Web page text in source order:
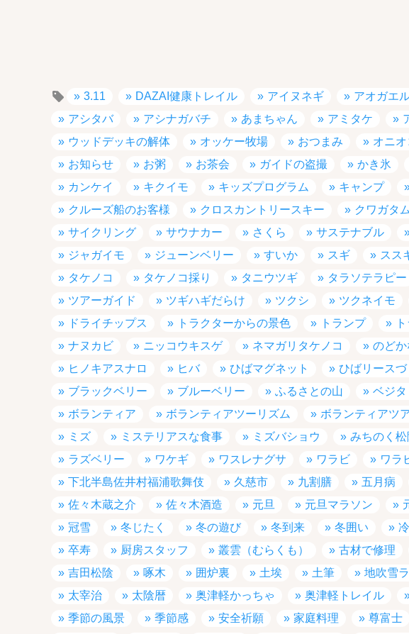
3.11 DAZAI健康トレイル アイヌネギ アオガエ
アシタバ
アシナガバチ あまちゃん アミタケ
ウッドデッキの解体
オッケー牧場 おつまみ オニ
お知らせ
お粥 お茶会 ガイドの盗撮 かき氷
カンケイ
キクイモ キッズプログラム キャンプ
クルーズ船のお客様
クロスカントリースキー クワガタ
サイクリング
サウナカー さくら サステナブル
ジャガイモ
ジューンベリー すいか スギ スス
タケノコ
タケノコ採り タニウツギ タラソテラピー
ツアーガイド
ツギハギだらけ ツクシ ツクネイモ
ドライチップス
トラクターからの景色 トランプ
ナヌカビ
ニッコウキスゲ ネマガリタケノコ のど
ヒノキアスナロ
ヒバ ひばマグネット ひばリースづ
ブラックベリー
ブルーベリー ふるさとの山 ベジ
ボランティア
ボランティアツーリズム ボランティアツ
ミズ
ミステリアスな食事 ミズバショウ みちのく松
ラズベリー
ワケギ ワスレナグサ ワラビ ワラ
下北半島佐井村福浦歌舞伎
久慈市 九割膳 五月病
佐々木蔵之介
佐々木酒造 元旦 元旦マラソン
冠雪
冬じたく 冬の遊び 冬到来 冬囲い
卒寿
厨房スタッフ 叢雲（むらくも） 古材で修理
吉田松陰
啄木 囲炉裏 土埃 土筆 地吹雪
太宰治
太陰暦 奥津軽かっちゃ 奥津軽トレイル
季節の風景
季節感 安全祈願 家庭料理 尊富士